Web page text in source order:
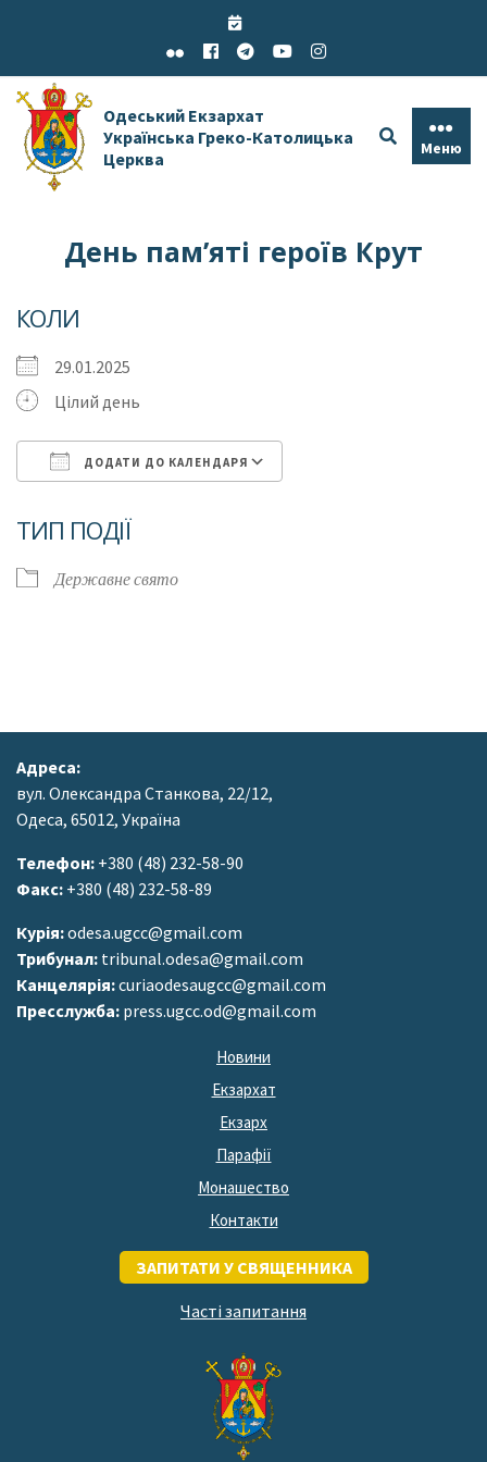
Одеський Екзархат
Українська Греко-Католицька
Церква
Меню
День пам’яті героїв Крут
КОЛИ
29.01.2025
Цілий день
ДОДАТИ ДО КАЛЕНДАРЯ
ТИП ПОДІЇ
Державне свято
Адреса:
вул. Олександра Станкова, 22/12,
Одеса, 65012, Україна
Телефон: +380 (48) 232-58-90
Факс: +380 (48) 232-58-89
Курія:odesa.ugcc@gmail.com
Трибунал: tribunal.odesa@gmail.com
Канцелярія:curiaodesaugcc@gmail.com
Пресслужба: press.ugcc.od@gmail.com
Новини
Екзархат
Екзарх
Парафії
Монашество
Контакти
ЗАПИТАТИ У СВЯЩЕННИКА
Часті запитання